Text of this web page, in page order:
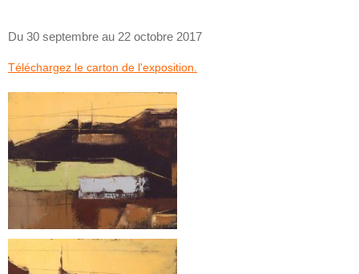
Du 30 septembre au 22 octobre 2017
Téléchargez le carton de l'exposition.